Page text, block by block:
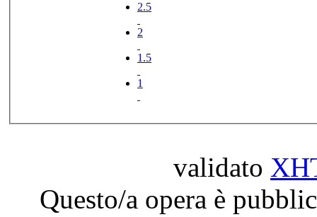
2.5
2
1.5
1
validato
Questo/a opera è